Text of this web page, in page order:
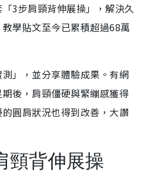
3步肩頸背伸展操」，解決久
學貼文至今已累積超過68萬
」，並分享體驗成果。有網
後，肩頸僵硬與緊繃感獲得
圓肩狀況也得到改善，大讚
頸背伸展操